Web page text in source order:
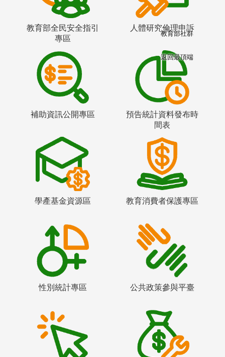
教育部全民安全指引
專區
人體研究倫理申訴
補助資訊公開專區
預告統計資料發布時
間表
學產基金資源區 教育消費者保護專區
性別統計專區 公共政策參與平臺
教育部社群
返回最頂端